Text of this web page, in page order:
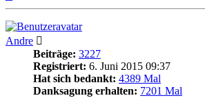
Andre
Beiträge: 3227
Registriert: 6. Juni 2015 09:37
Hat sich bedankt: 4389 Mal
Danksagung erhalten: 7201 Mal